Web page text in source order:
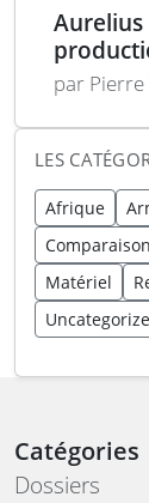
Aurelius
drones
par
LES
Afrique
Comparaison
Matériel
Catégories
Dossiers